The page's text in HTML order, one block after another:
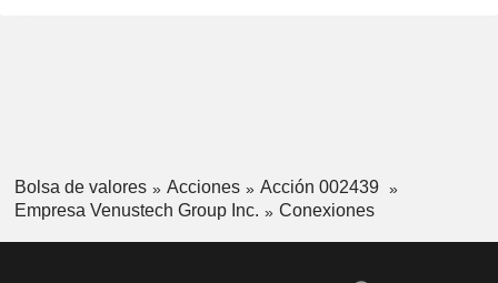
Bolsa de valores Acciones
Acción 002439
Empresa Venustech Group Inc.
Conexiones